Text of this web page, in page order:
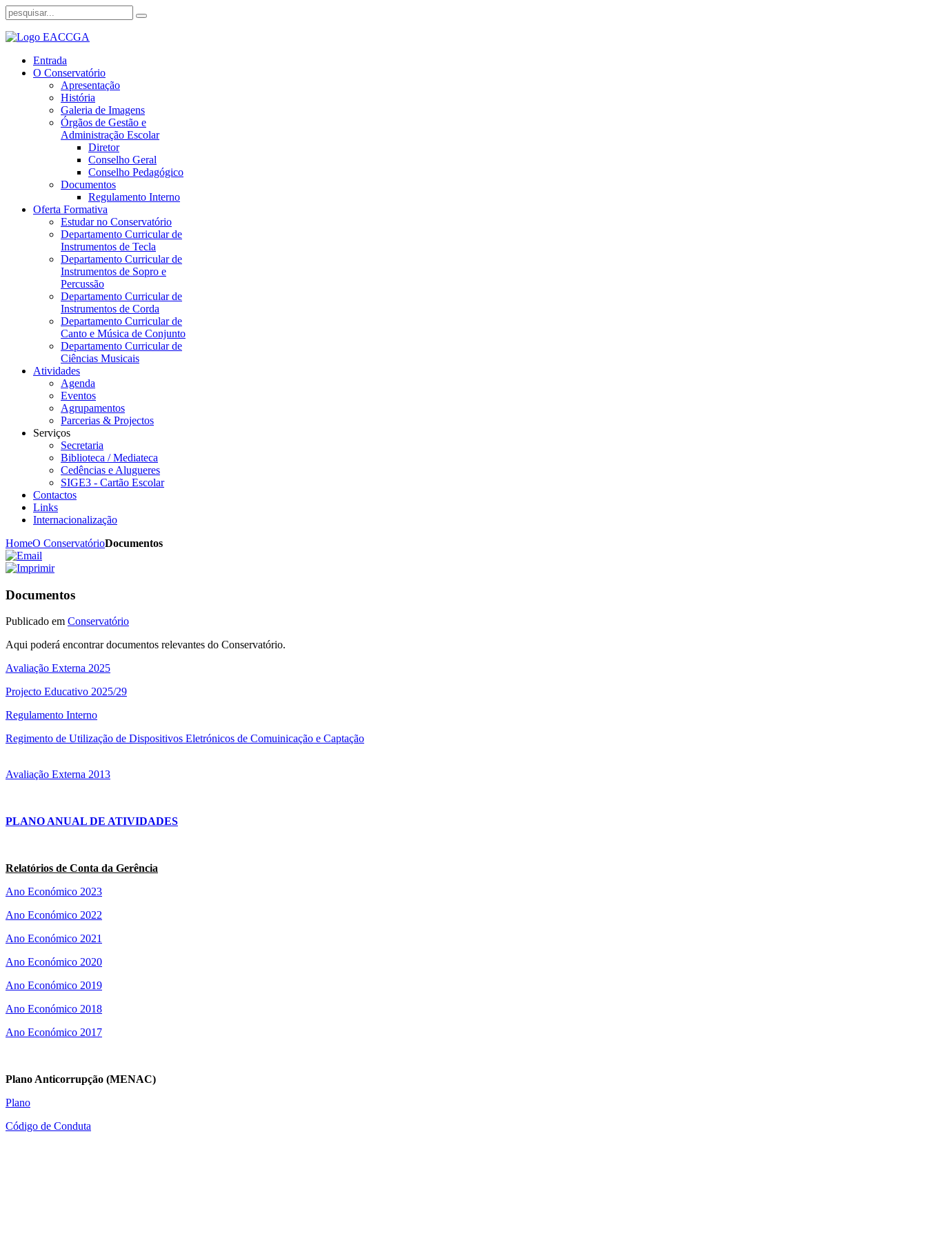
Entrada
O Conservatório
Apresentação
História
Galeria de Imagens
Órgãos de Gestão e
Administração Escolar
Diretor
Conselho Geral
Conselho Pedagógico
Documentos
Regulamento Interno
Oferta Formativa
Estudar no Conservatório
Departamento Curricular de
Instrumentos de Tecla
Departamento Curricular de
Instrumentos de Sopro e
Percussão
Departamento Curricular de
Instrumentos de Corda
Departamento Curricular de
Canto e Música de Conjunto
Departamento Curricular de
Ciências Musicais
Atividades
Agenda
Eventos
Agrupamentos
Parcerias & Projectos
Serviços
Secretaria
Biblioteca / Mediateca
Cedências e Alugueres
SIGE3 - Cartão Escolar
Contactos
Links
Internacionalização
HomeO ConservatórioDocumentos
Documentos
Publicado em Conservatório
Aqui poderá encontrar documentos relevantes do Conservatório.
Avaliação Externa 2025
Projecto Educativo 2025/29
Regulamento Interno
Regimento de Utilização de Dispositivos Eletrónicos de Comuinicação e Captação
Avaliação Externa 2013
PLANO ANUAL DE ATIVIDADES
Relatórios de Conta da Gerência
Ano Económico 2023
Ano Económico 2022
Ano Económico 2021
Ano Económico 2020
Ano Económico 2019
Ano Económico 2018
Ano Económico 2017
Plano Anticorrupção (MENAC)
Plano
Código de Conduta